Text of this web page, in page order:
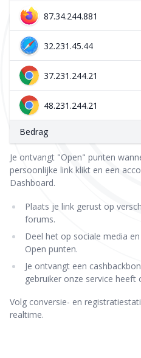
87.34.244.881
32.231.45.44
37.231.244.21
48.231.244.21
Bedrag
Je ontvangt "Open" punten
persoonlijke link klikt en een
Dashboard.
Plaats je link gerust op
forums.
Deel het op sociale media
Open punten.
Je ontvangt een
gebruiker onze service heeft
Volg conversie- en
realtime.